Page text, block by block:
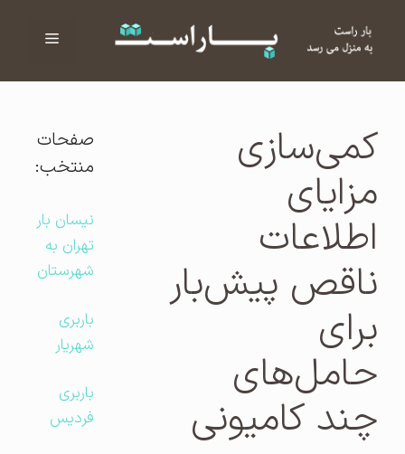
فهرست
کمی‌سازی
مزایای
اطلاعات
ناقص پیش‌بار
برای
حامل‌های
چند کامیونی
صفحات
منتخب:
نیسان بار
تهران به
شهرستان
باربری
شهریار
باربری
فردیس